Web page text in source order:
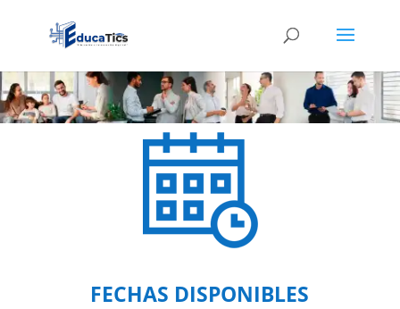
FECHAS DISPONIBLES